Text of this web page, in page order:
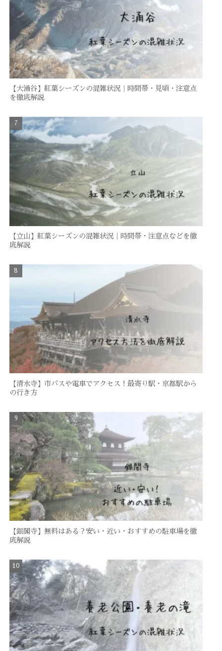
【大涌谷】紅葉シーズンの混雑状況｜時間帯・見頃・注意点
を徹底解説
【立山】紅葉シーズンの混雑状況｜時間帯・注意点などを徹
底解説
【清水寺】市バスや電車でアクセス！最寄り駅・京都駅から
の行き方
【銀閣寺】無料はある？安い・近い・おすすめの駐車場を徹
底解説